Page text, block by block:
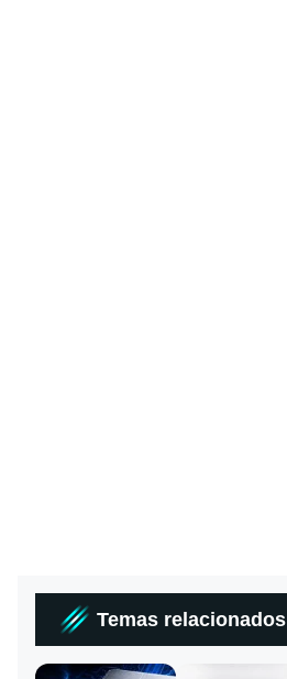
Temas relacionados